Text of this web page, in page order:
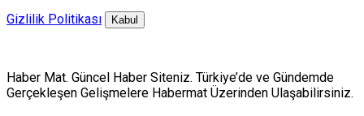
Gizlilik Politikası
Kabul
Haber Mat. Güncel Haber Siteniz. Türkiye’de ve Gündemde
Gerçekleşen Gelişmelere Habermat Üzerinden Ulaşabilirsiniz.